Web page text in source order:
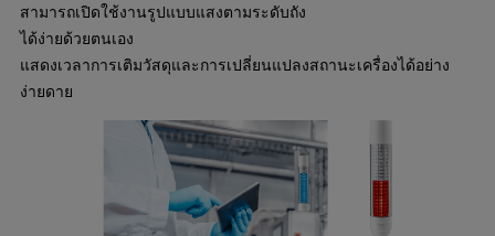
สามารถเปิดใช้งานรูปแบบแสงตามระดับถัง
ได้ง่ายด้วยตนเอง
แสดงเวลาการเติมวัสดุและการเปลี่ยนแปลงสถานะเครื่องได้อย่าง
ง่ายดาย